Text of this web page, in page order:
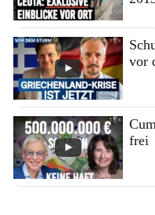
vor
frei